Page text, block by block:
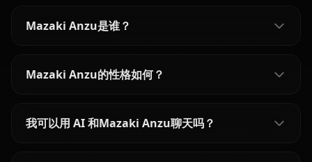
Mazaki Anzu是谁？
Mazaki Anzu的性格如何？
我可以用 AI 和Mazaki Anzu聊天吗？